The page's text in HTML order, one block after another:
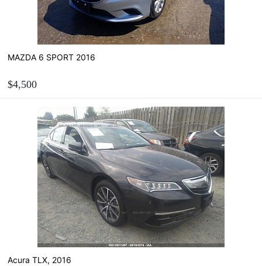
MAZDA 6 SPORT 2016
$4,500
ЗАМОВИТИ
Розрахувати вартість пригону
Acura TLX, 2016